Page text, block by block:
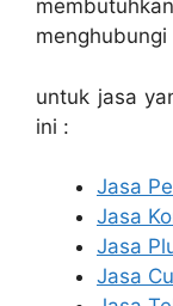
menghubungi
untuk jasa
ini :
Jasa
Jasa
Jasa
Jasa